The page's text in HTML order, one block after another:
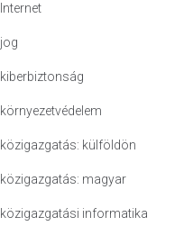
Internet
jog
kiberbiztonság
környezetvédelem
közigazgatás: külföldön
közigazgatás: magyar
közigazgatási informatika